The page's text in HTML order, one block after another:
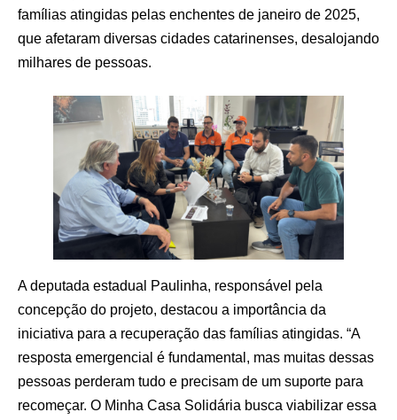
famílias atingidas pelas enchentes de janeiro de 2025,
que afetaram diversas cidades catarinenses, desalojando
milhares de pessoas.
A deputada estadual Paulinha, responsável pela
concepção do projeto, destacou a importância da
iniciativa para a recuperação das famílias atingidas. “A
resposta emergencial é fundamental, mas muitas dessas
pessoas perderam tudo e precisam de um suporte para
recomeçar. O Minha Casa Solidária busca viabilizar essa